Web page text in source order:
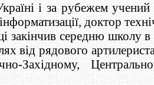
і за рубежем учений
доктор
середню школу
від рядового
Західному,